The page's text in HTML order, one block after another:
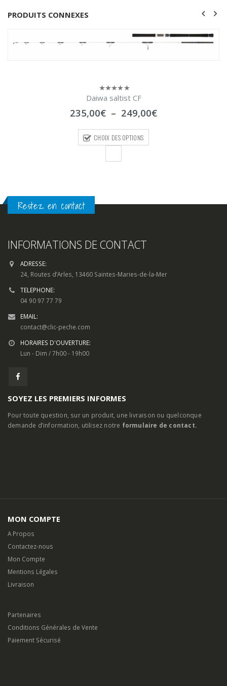
PRODUITS CONNEXES
0
5
Daiwa saltist CF
235,00€ – 249,00€Plage
CHOIX DES OPTIONS
Restez en contact
INFORMATIONS DE CONTACT
ADRESSE:
24, Routes d’Arles, 13460 Saintes-Maries-de-la-Mer
TELEPHONE:
04 90 97 77 79
EMAIL:
contact@clic-peche.com
HORAIRES D'OUVERTURE:
Lun - Dim / 7h00 - 19h00
SOYEZ LES PREMIERS INFORMES
Pour toute question, sur un produit, une livraison ou quelconque
demande d’information, utilisez notre formulaire de contact.
MON COMPTE
A Propos
Contactez-nous
Mon Compte
Mentions Légales
Livraison
Partenaires
Conditions Générales de Vente
Paiement Sécurisé